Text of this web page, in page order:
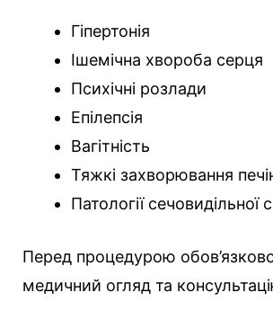
Гіпертонія
Ішемічна хвороба серця
Психічні розлади
Епілепсія
Вагітність
Тяжкі захворювання
Патології сечовидільної
Перед процедурою
медичний огляд та